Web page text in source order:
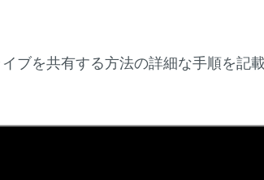
ブを共有する方法の詳細な手順を記